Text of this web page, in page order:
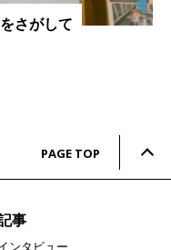
さがして
PAGE TOP
事
ンタビュー